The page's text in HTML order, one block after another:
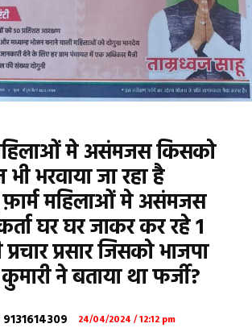
मे असंमजस किसको
भरवाया जा रहा है
महिलाओं मे असंमजस
घर घर जाकर कर रहे 1
प्रसार जिसको भाजपा
ने बताया था फर्जी?
24/04/2024 / 12:12 pm